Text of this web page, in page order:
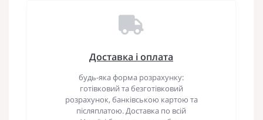
Доставка і оплата
будь-яка форма розрахунку:
готівковий та безготівковий
розрахунок, банківською картою та
післяплатою. Доставка по всій